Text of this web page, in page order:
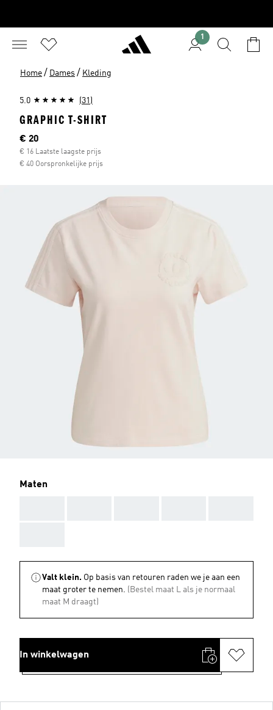
1
Home / Dames / Kleding
5.0 (31)
GRAPHIC T-SHIRT
Current price
€ 20
€ 16 Laatste laagste prijs
€ 40 Oorspronkelijke prijs
Maten
Valt klein. Op basis van retouren raden we je aan een
maat groter te nemen. (Bestel maat L als je normaal
maat M draagt)
In winkelwagen